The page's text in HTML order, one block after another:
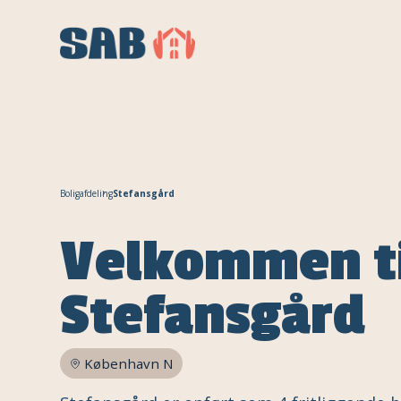
BoligafdelingStefansgård
Velkommen
Stefansgård
København N